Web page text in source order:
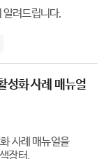
려드립니다.
성화 사례 매뉴얼
사례 매뉴얼을
장터,